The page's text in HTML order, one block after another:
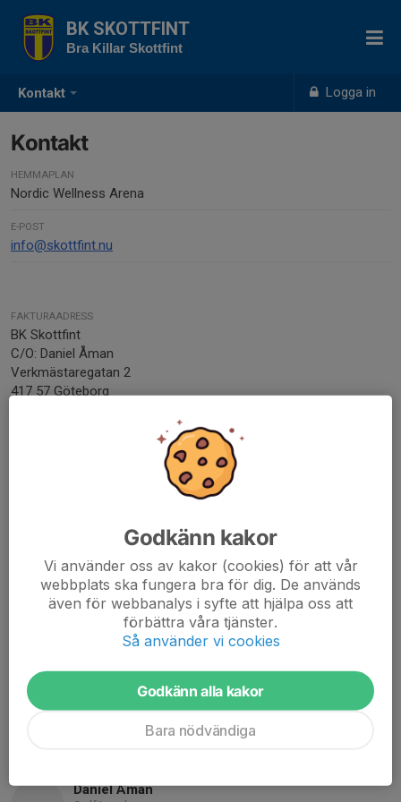
Kontakt Logga in
BK SKOTTFINT
Bra Killar Skottfint
Kontakt
HEMMAPLAN
Nordic Wellness Arena
E-POST
info@skottfint.nu
FAKTURAADRESS
BK Skottfint
C/O: Daniel Åman
Verkmästaregatan 2
417 57 Göteborg
BANKGIRO
5713-2938
SWISH-NUMMER
1232861805
Daniel Åman
Godkänn kakor
Vi använder oss av kakor (cookies) för att vår
webbplats ska fungera bra för dig. De används
även för webbanalys i syfte att hjälpa oss att
förbättra våra tjänster.
Så använder vi cookies
Godkänn alla kakor
Bara nödvändiga